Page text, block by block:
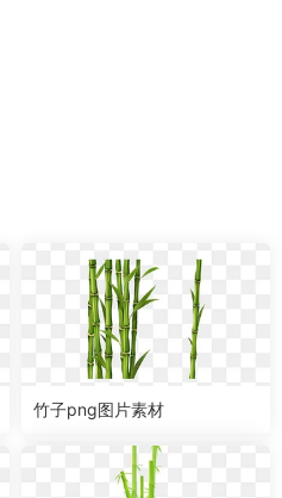
竹子png图片素材